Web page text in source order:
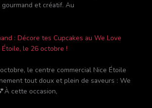
et créatif. Au
: Décore tes Cupcakes au We Love
Étoile, le 26 octobre !
le centre commercial Nice Étoile
tout doux et plein de saveurs : We
cette occasion,